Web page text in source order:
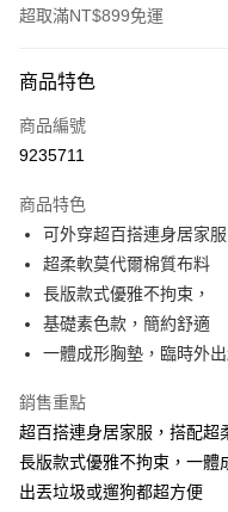
超取滿NT$899免運
信用卡一次付款
超商取貨付款
Apple Pay
街口支付
悠遊付
AFTEE先享後付
相關說明
AFTEE先享後付是「在收到商
便利好安心！
１．簡單：不需註冊會員、不
２．便利：只要手機號碼，簡
ATM付款
運送方式
商品特色
商品編號
9235711
商品特色
可外穿超百搭連身居家服
超柔軟莫代爾棉質布料
長版款式優雅不拘束，
基礎素色款，簡約舒適
一體成形胸墊，臨時外
銷售重點
超百搭連身居家服，搭配超
長版款式優雅不拘束，一體
出丟垃圾或遛狗都超方便